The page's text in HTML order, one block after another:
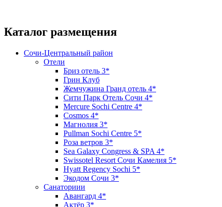
Каталог размещения
Сочи-Центральный район
Отели
Бриз отель 3*
Грин Клуб
Жемчужина Гранд отель 4*
Сити Парк Отель Сочи 4*
Mercure Sochi Centre 4*
Cosmos 4*
Магнолия 3*
Pullman Sochi Сеntre 5*
Роза ветров 3*
Sea Galaxy Congress & SPA 4*
Swissotel Resort Сочи Камелия 5*
Hyatt Regency Sochi 5*
Экодом Сочи 3*
Санаториии
Авангард 4*
Актёр 3*